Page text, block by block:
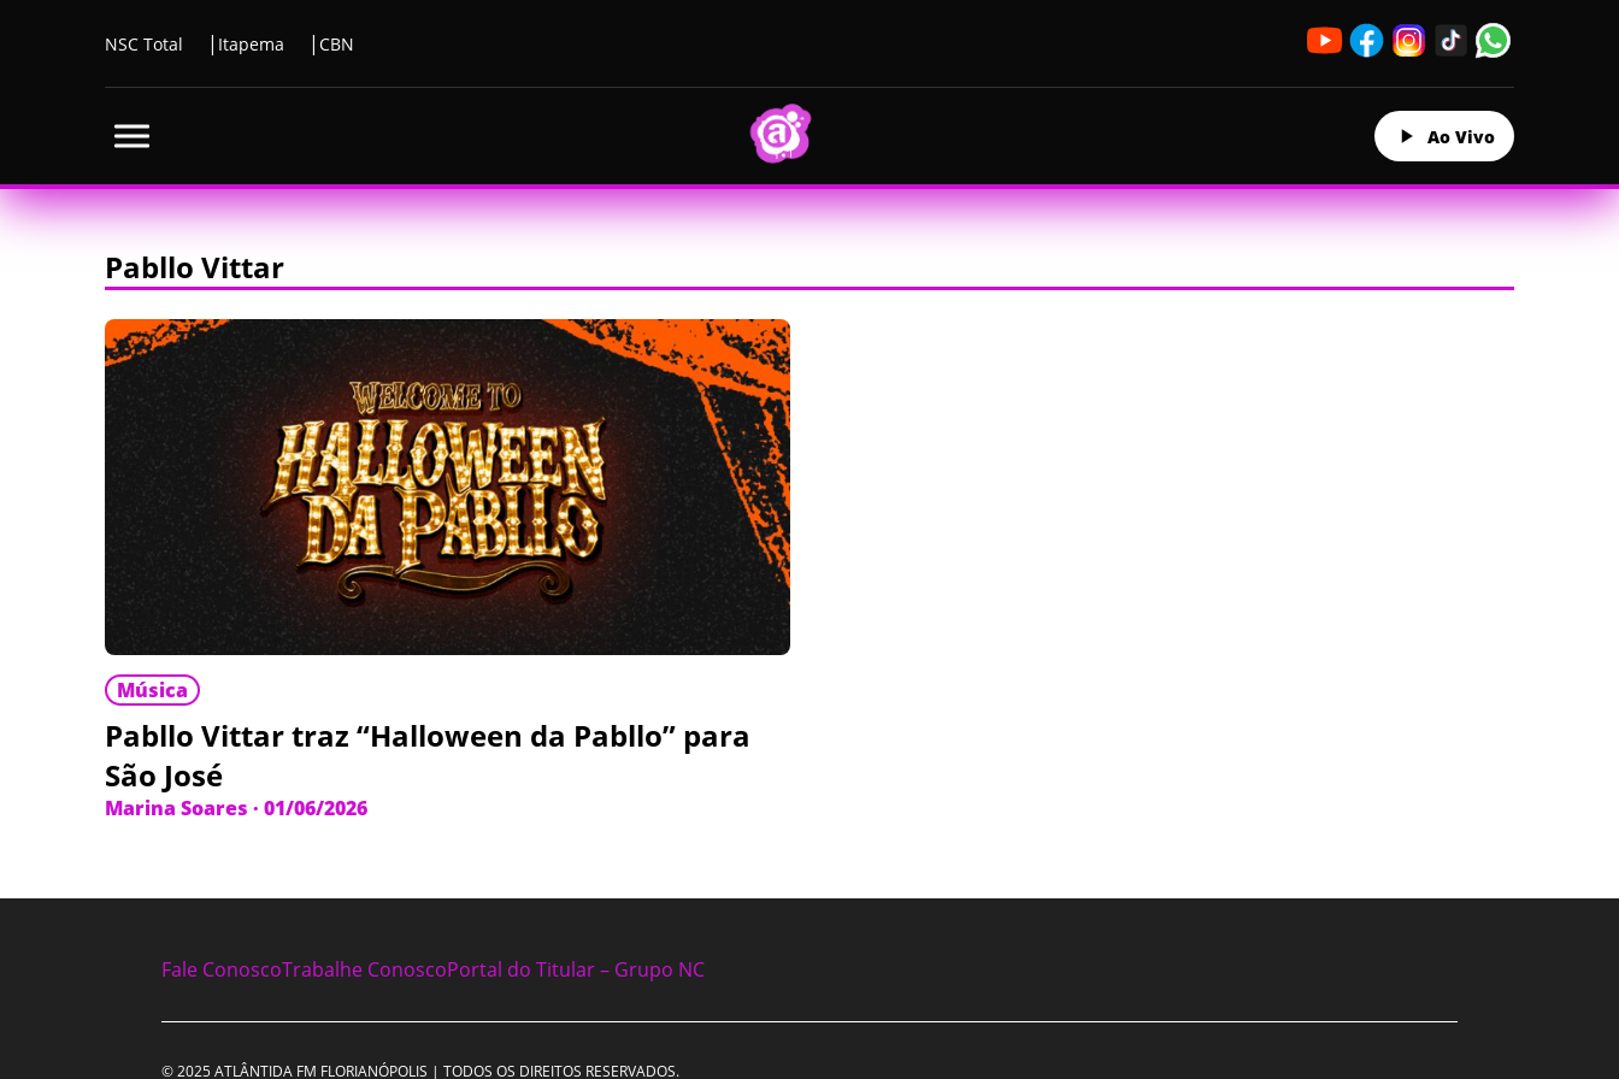
NSC Total Itapema CBN
Ao Vivo
Pabllo Vittar
Música
Pabllo Vittar traz “Halloween da Pabllo” para
São José
Marina Soares · 01/06/2026
Fale ConoscoTrabalhe ConoscoPortal do Titular – Grupo NC
© 2025 ATLÂNTIDA FM FLORIANÓPOLIS | TODOS OS DIREITOS RESERVADOS.